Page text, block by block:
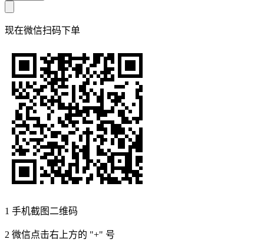
现在微信扫码下单
1 手机截图二维码
2 微信点击右上方的 "+" 号